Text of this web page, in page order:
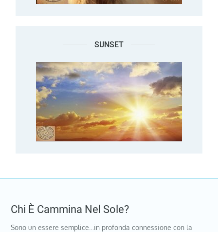
SUNSET
Chi È Cammina Nel Sole?
Sono un essere semplice…in profonda connessione con la